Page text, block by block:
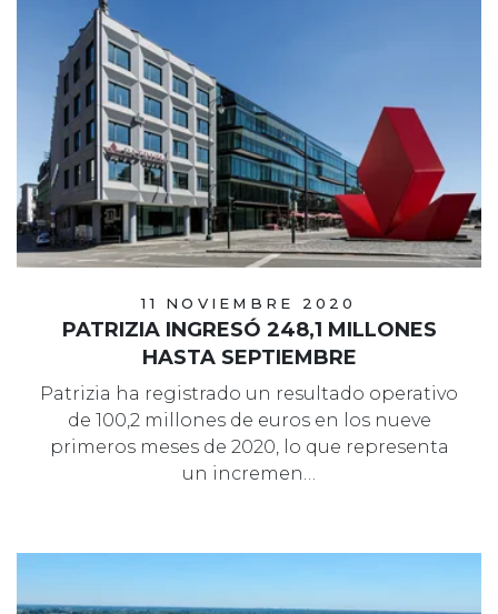
11 NOVIEMBRE 2020
PATRIZIA INGRESÓ 248,1 MILLONES
HASTA SEPTIEMBRE
Patrizia ha registrado un resultado operativo
de 100,2 millones de euros en los nueve
primeros meses de 2020, lo que representa
un incremen…